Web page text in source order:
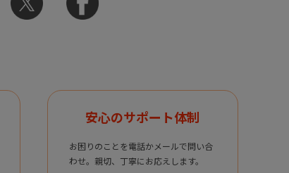
安心のサポート体制
お困りのことを電話かメールで問い合
わせ。親切、丁寧にお応えします。